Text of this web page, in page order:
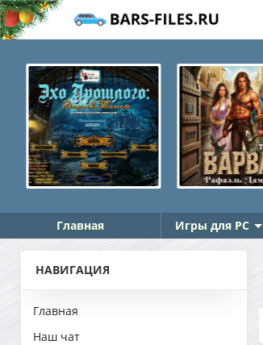
Главная Игры для PC
НАВИГАЦИЯ
Главная
Наш чат